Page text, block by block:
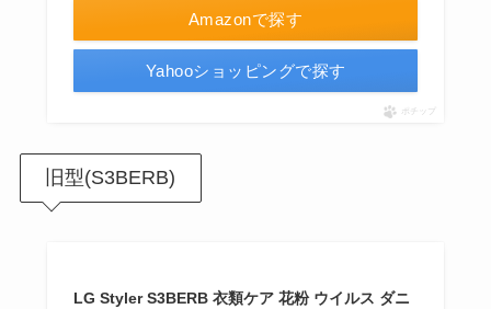
Amazonで探す
Yahooショッピングで探す
ポチップ
旧型(S3BERB)
LG Styler S3BERB 衣類ケア 花粉 ウイルス ダニ